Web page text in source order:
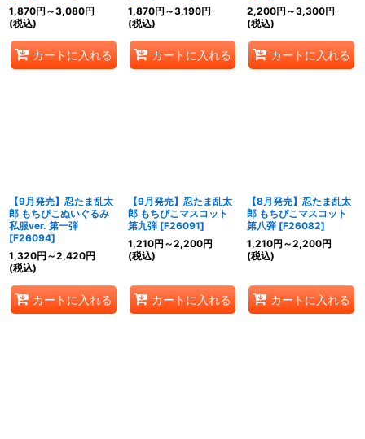
1,870円 ～3,080円
(税込)
カートに入れる
1,870円 ～3,190円
(税込)
カートに入れる
2,200円 ～3,300円
(税込)
カートに入れる
【9月発売】忍たま乱太
郎 もちぴこぬいぐるみ
私服ver. 第一弾
[F26094]
1,320円 ～2,420円
(税込)
カートに入れる
【9月発売】忍たま乱太
郎 もちぴこマスコット
第九弾 [F26091]
1,210円 ～2,200円
(税込)
カートに入れる
【8月発売】忍たま乱太
郎 もちぴこマスコット
第八弾 [F26082]
1,210円 ～2,200円
(税込)
カートに入れる